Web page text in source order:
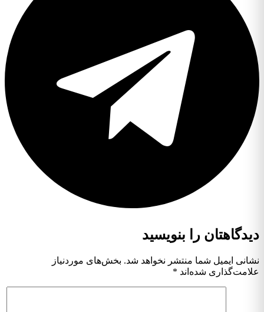
دیدگاهتان را بنویسید
نشانی ایمیل شما منتشر نخواهد شد. بخش‌های موردنیاز
علامت‌گذاری شده‌اند *